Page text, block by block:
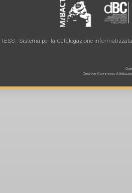
TESS - Sistema per la Catalogazione
Creative Commons